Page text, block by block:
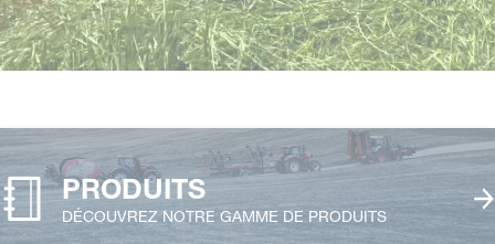
PRODUITS
DÉCOUVREZ NOTRE GAMME DE PRODUITS